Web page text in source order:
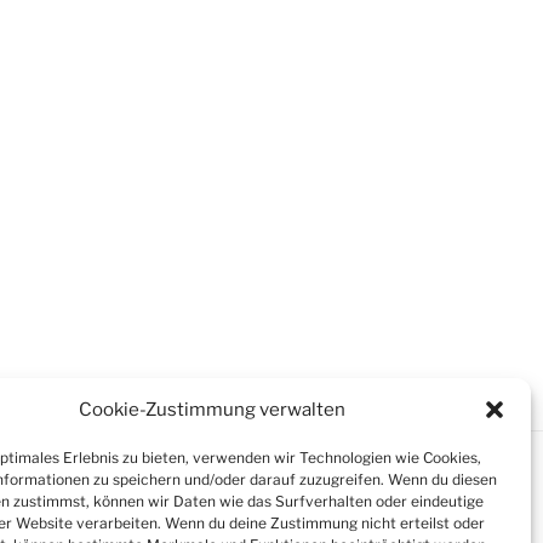
Cookie-Zustimmung verwalten
Erlebnis zu bieten, verwenden wir Technologien wie Cookies,
zu speichern und/oder darauf zuzugreifen. Wenn du diesen
zustimmst, können wir Daten wie das Surfverhalten oder eindeutige
Website verarbeiten. Wenn du deine Zustimmung nicht erteilst oder